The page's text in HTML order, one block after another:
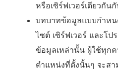
หรือเซิร์ฟเวอร์เดียวกัน
บทบาทข้อมูลแบบกำหน
ไซต์ เซิร์ฟเวอร์ และโ
ข้อมูลเหล่านั้น ผู้ใช้ทุก
ตำแหน่งที่ตั้งนั้นๆ จะส